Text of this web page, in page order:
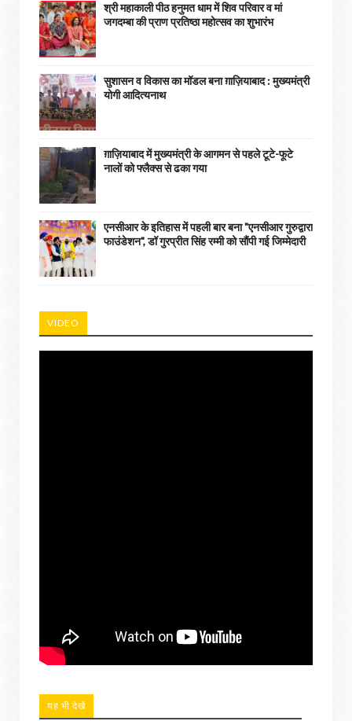
श्री महाकाली पीठ हनुमत धाम में शिव परिवार व मां
जगदम्बा की प्राण प्रतिष्ठा महोत्सव का शुभारंभ
सुशासन व विकास का मॉडल बना ग़ाज़ियाबाद : ​मुख्यमंत्री
योगी आदित्यनाथ
ग़ाज़ियाबाद में मुख्यमंत्री के आगमन से पहले टूटे-फूटे
नालों को फ्लैक्स से ढका गया
एनसीआर के इतिहास में पहली बार बना "एनसीआर गुरुद्वारा
फाउंडेशन", डॉ गुरप्रीत सिंह रम्मी को सौंपी गई जिम्मेदारी
VIDEO
यह भी देखें